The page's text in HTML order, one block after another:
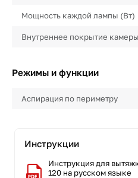
Мощность каждой лампы (Вт)
Внутреннее покрытие камеры
Режимы и функции
Аспирация по периметру
Инструкции
Инструкция для
120 на русском языке